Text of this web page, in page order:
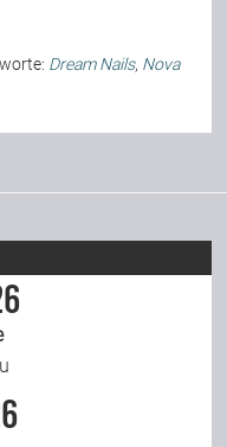
Dream Nails, Nova